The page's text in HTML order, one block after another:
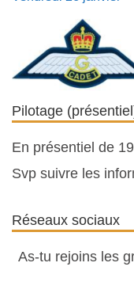
Pilotage
En présentiel de
Svp suivre les
Réseaux sociaux
As-tu rejoins les